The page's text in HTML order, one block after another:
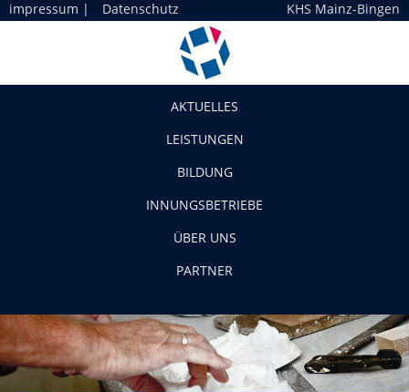
impressum | Datenschutz KHS Mainz-Bingen
AKTUELLES
LEISTUNGEN
BILDUNG
INNUNGSBETRIEBE
ÜBER UNS
PARTNER